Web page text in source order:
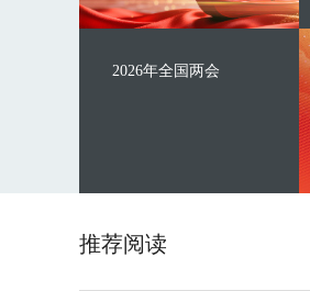
2026年全国两会
推荐阅读